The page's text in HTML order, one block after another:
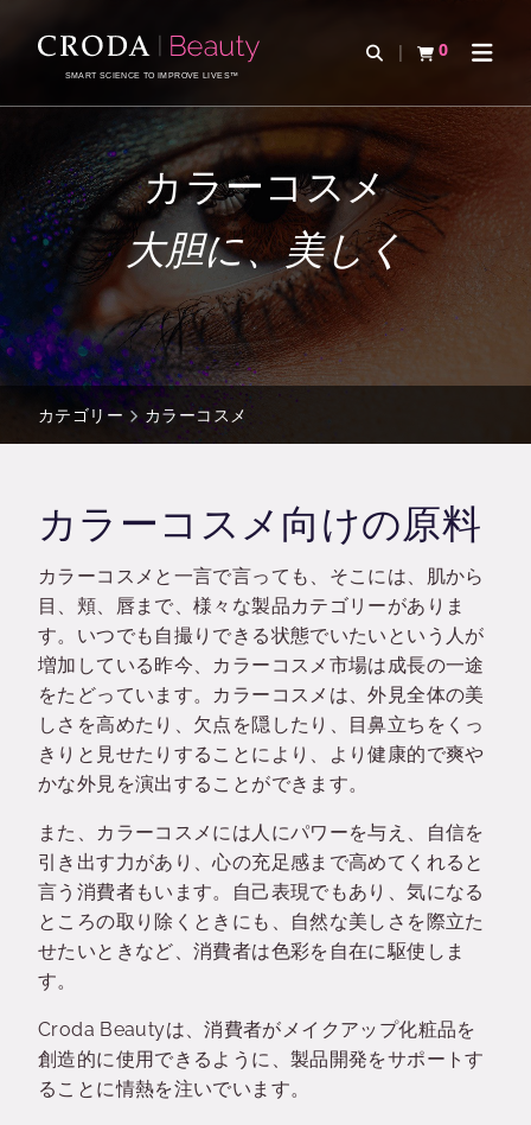
ン
ス
キ
ッ
ー
キ
ッ
プ
SMART SCIENCE TO IMPROVE LIVES™
検索を開く
0
カートを確認す
ナビ
カラーコスメ
大胆に、美しく
カテゴリー カラーコスメ
カラーコスメ向けの原料
カラーコスメと一言で言っても、そこには、肌から
目、頬、唇まで、様々な製品カテゴリーがありま
す。いつでも自撮りできる状態でいたいという人が
増加している昨今、カラーコスメ市場は成長の一途
をたどっています。カラーコスメは、外見全体の美
しさを高めたり、欠点を隠したり、目鼻立ちをくっ
きりと見せたりすることにより、より健康的で爽や
かな外見を演出することができます。
また、カラーコスメには人にパワーを与え、自信を
引き出す力があり、心の充足感まで高めてくれると
言う消費者もいます。自己表現でもあり、気になる
ところの取り除くときにも、自然な美しさを際立た
せたいときなど、消費者は色彩を自在に駆使しま
す。
Croda Beautyは、消費者がメイクアップ化粧品を
創造的に使用できるように、製品開発をサポートす
ることに情熱を注いでいます。